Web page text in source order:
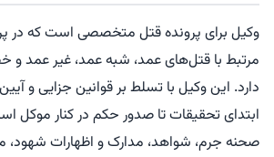
وکیل برای پرونده قتل متخصصی است که در
مرتبط با قتل‌های عمد، شبه عمد، غیر عمد
دارد. این وکیل با تسلط بر قوانین جزایی و
ابتدای تحقیقات تا صدور حکم در کنار موکل
صحنه جرم، شواهد، مدارک و اظهارات شهود،